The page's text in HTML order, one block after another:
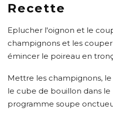
Recette
Eplucher l'oignon et le
champignons et les
émincer le poireau en
Mettre les champignons, le
le cube de bouillon dans
programme soupe